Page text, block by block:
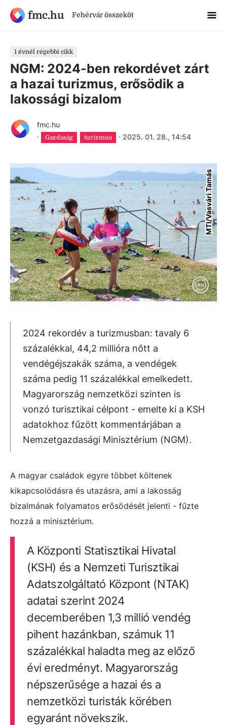
fmc.hu Fehérvár összeköt
1 évnél régebbi cikk
NGM: 2024-ben rekordévet zárt
a hazai turizmus, erősödik a
lakossági bizalom
fmc.hu
·
Gazdaság turizmus · 2025. 01. 28., 14:54
MTI/Vasvári Tamás
2024 rekordév a turizmusban: tavaly 6
százalékkal, 44,2 millióra nőtt a
vendégéjszakák száma, a vendégek
száma pedig 11 százalékkal emelkedett.
Magyarország nemzetközi szinten is
vonzó turisztikai célpont - emelte ki a KSH
adatokhoz fűzött kommentárjában a
Nemzetgazdasági Minisztérium (NGM).
A magyar családok egyre többet költenek
kikapcsolódásra és utazásra, ami a lakosság
bizalmának folyamatos erősödését jelenti - fűzte
hozzá a minisztérium.
A Központi Statisztikai Hivatal
(KSH) és a Nemzeti Turisztikai
Adatszolgáltató Központ (NTAK)
adatai szerint 2024
decemberében 1,3 millió vendég
pihent hazánkban, számuk 11
százalékkal haladta meg az előző
évi eredményt. Magyarország
népszerűsége a hazai és a
nemzetközi turisták körében
egyaránt növekszik.